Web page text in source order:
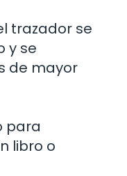
trazador se
y se
de mayor
para
libro o